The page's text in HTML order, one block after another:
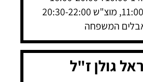
המשפחה
גולן ז"ל